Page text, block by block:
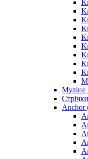
Муліне
Anchor